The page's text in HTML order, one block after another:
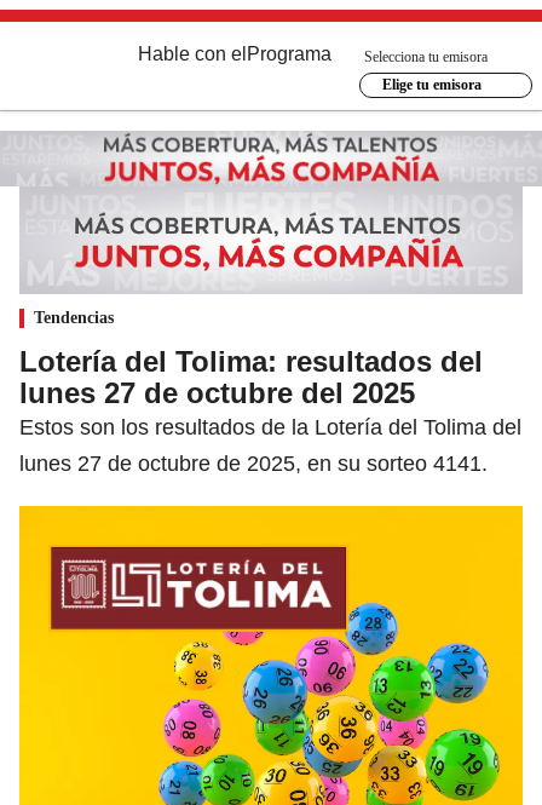
Hable con el Programa
Selecciona tu emisora
Elige tu emisora
Tendencias
Lotería del Tolima: resultados del
lunes 27 de octubre del 2025
Estos son los resultados de la Lotería del Tolima del
lunes 27 de octubre de 2025, en su sorteo 4141.